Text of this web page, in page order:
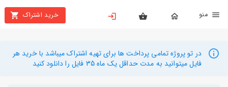
خرید اشتراک
بستن
محصولات
تهیه
در تو پروژه تمامی پرداخت ها برای تهیه اشتراک میباشد با خرید هر
فایل میتوانید به مدت حداقل یک ماه 35 فایل را دانلود کنید